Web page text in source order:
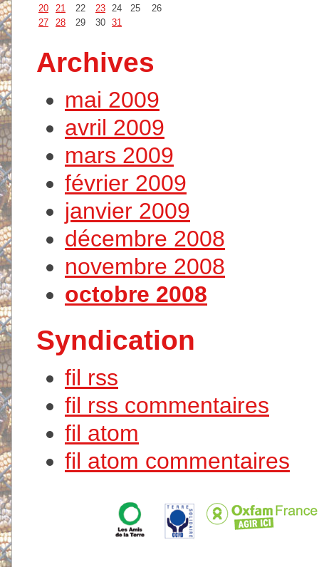
20
21 22 23 24 25
26
27
28 29 30 31
Archives
mai 2009
avril 2009
mars 2009
février 2009
janvier 2009
décembre 2008
novembre 2008
octobre 2008
Syndication
fil rss
fil rss commentaires
fil atom
fil atom commentaires